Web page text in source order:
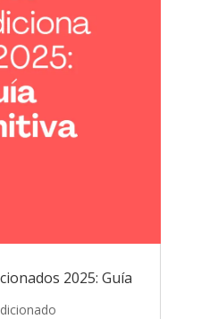
2025: Guía